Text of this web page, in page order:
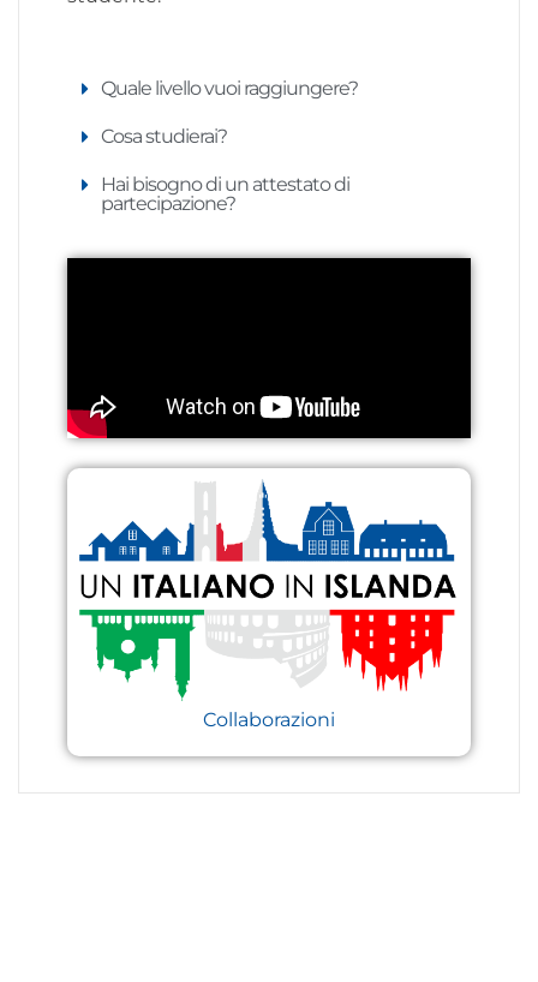
Quale livello vuoi raggiungere?
Cosa studierai?
Hai bisogno di un attestato di
partecipazione?
Collaborazioni